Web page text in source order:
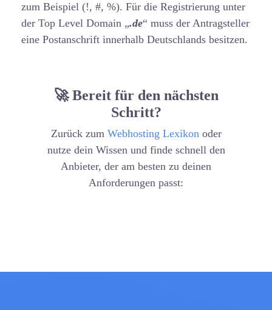
zum Beispiel (!, #, %). Für die Registrierung unter
der Top Level Domain „.de“ muss der Antragsteller
eine Postanschrift innerhalb Deutschlands besitzen.
🚀 Bereit für den nächsten
Schritt?
Zurück zum Webhosting Lexikonoder
nutze dein Wissen und finde schnell den
Anbieter, der am besten zu deinen
Anforderungen passt: